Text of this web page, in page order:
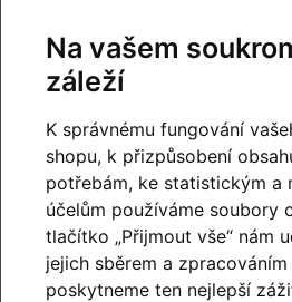
Ověřeno
100%
Na vašem
záleží
K správnému fungování
shopu, k přizpůsobení
potřebám, ke statistickým a
účelům používáme soubory
tlačítko „Přijmout vše“ nám
jejich sběrem a
poskytneme ten nejlepší